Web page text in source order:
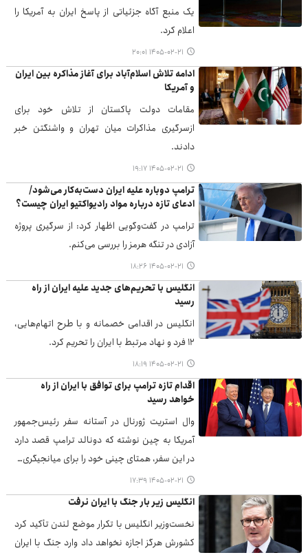
یک منبع آگاه جزئیاتی از پاسخ ایران به آمریکا را
اعلام کرد.
۱۴۰۵-۰۲-۲۱ ۲۰:۰۱
ادامه تلاش اسلام‌آباد برای آغاز مذاکره بین ایران
و آمریکا
مقامات دولت پاکستان از تلاش خود برای
ازسرگیری مذاکرات میان تهران و واشنگتن خبر
دادند.
۱۴۰۵-۰۲-۲۱ ۱۹:۱۷
ترامپ دوباره علیه ایران دست‌به‌کار می‌شود/
ادعای تازه درباره مواد رادیواکتیو ایران چیست؟
ترامپ در گفت‌وگویی اظهار کرد: از سرگیری پروژه
آزادی در تنگه هرمز را بررسی می‌کنم.
۱۴۰۵-۰۲-۲۱ ۱۸:۲۶
انگلیس با تحریم‌های جدید علیه ایران از راه
رسید
انگلیس در اقدامی خصمانه و با طرح اتهام‌هایی،
۱۲ فرد و نهاد مرتبط با ایران را تحریم کرد.
۱۴۰۵-۰۲-۲۱ ۱۸:۱۹
اقدام تازه ترامپ برای توافق با ایران از راه
خواهد رسید
وال استریت ژورنال در آستانه سفر رئیس‌جمهور
آمریکا به چین نوشته که دونالد ترامپ قصد دارد
در این سفر، همتای چینی خود را برای میانجیگری…
۱۴۰۵-۰۲-۲۱ ۱۷:۳۹
انگلیس زیر بار جنگ با ایران نرفت
نخست‌وزیر انگلیس با تکرار موضع لندن تأکید کرد
کشورش هرگز اجازه نخواهد داد وارد جنگ با ایران